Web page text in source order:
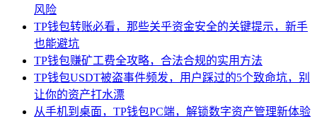
风险
TP钱包转账必看，那些关乎资金安全的关键提示，新手
也能避坑
TP钱包赚矿工费全攻略，合法合规的实用方法
TP钱包USDT被盗事件频发，用户踩过的5个致命坑，别
让你的资产打水漂
从手机到桌面，TP钱包PC端，解锁数字资产管理新体验